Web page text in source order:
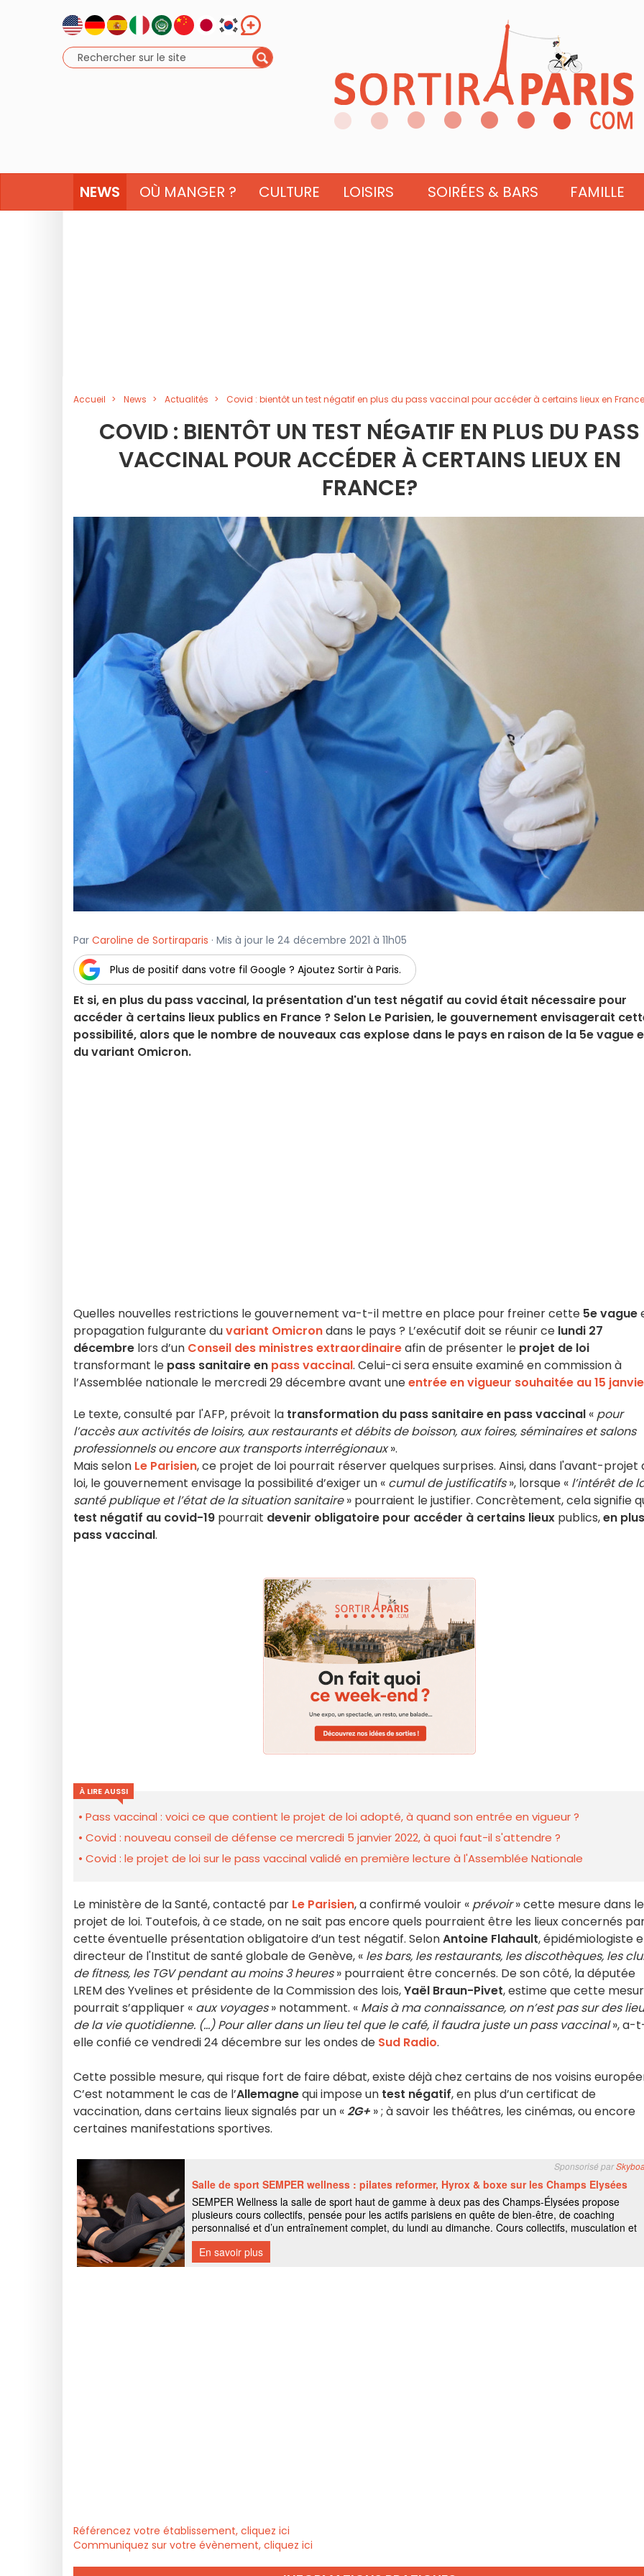
NEWS OÙ MANGER ? CULTURE LOISIRS SOIRÉES & BARS FAMILLE
Accueil News Actualités Covid : bientôt un test négatif en plus du pass vaccinal pour accéder à certains lieux en
COVID : BIENTÔT UN TEST NÉGATIF EN PLUS DU PASS
VACCINAL POUR ACCÉDER À CERTAINS LIEUX EN
FRANCE?
Par Caroline de Sortiraparis · Mis à jour le 24 décembre 2021 à 11h05
Plus de positif dans votre fil Google ? Ajoutez Sortir à Paris.
Et si, en plus du pass vaccinal, la présentation d'un test négatif au covid était nécessaire pour
accéder à certains lieux publics en France ? Selon Le Parisien, le gouvernement envisagerait
possibilité, alors que le nombre de nouveaux cas explose dans le pays en raison de la 5e vague
du variant Omicron.
Quelles nouvelles restrictions le gouvernement va-t-il mettre en place pour freiner cette 5e vague
propagation fulgurante duvariant Omicrondans le pays ? L’exécutif doit se réunir ce lundi 27
décembre lors d’un Conseil des ministres extraordinaireafin de présenter le projet de loi
transformant le pass sanitaire en pass vaccinal. Celui-ci sera ensuite examiné en commission à
l’Assemblée nationale le mercredi 29 décembre avant uneentrée en vigueur souhaitée au 15
Le texte, consulté par l'AFP, prévoit la transformation du pass sanitaire en pass vaccinal « pour
l’accès aux activités de loisirs, aux restaurants et débits de boisson, aux foires, séminaires et salons
professionnels ou encore aux transports interrégionaux».
Mais selon Le Parisien, ce projet de loi pourrait réserver quelques surprises. Ainsi, dans l'avant-projet
loi, le gouvernement envisage la possibilité d’exiger un « cumul de justificatifs», lorsque « l’intérêt de
santé publique et l’état de la situation sanitaire» pourraient le justifier. Concrètement, cela signifie
test négatif au covid-19 pourrait devenir obligatoire pour accéder à certains lieux publics,en
pass vaccinal.
À LIRE AUSSI
Pass vaccinal : voici ce que contient le projet de loi adopté, à quand son entrée en vigueur ?
Covid : nouveau conseil de défense ce mercredi 5 janvier 2022, à quoi faut-il s'attendre ?
Covid : le projet de loi sur le pass vaccinal validé en première lecture à l'Assemblée Nationale
Le ministère de la Santé, contacté par Le Parisien, a confirmé vouloir « prévoir» cette mesure dans le
projet de loi. Toutefois, à ce stade, on ne sait pas encore quels pourraient être les lieux concernés
cette éventuelle présentation obligatoire d’un test négatif. SelonAntoine Flahault, épidémiologiste
directeur de l'Institut de santé globale de Genève, « les bars, les restaurants, les discothèques, les
de fitness, les TGV pendant au moins 3 heures» pourraient être concernés. De son côté, la députée
LREM des Yvelines et présidente de la Commission des lois,Yaël Braun-Pivet, estime que cette
pourrait s’appliquer « aux voyages» notamment. « Mais à ma connaissance, on n’est pas sur des
de la vie quotidienne. (…) Pour aller dans un lieu tel que le café, il faudra juste un pass vaccinal», a-
elle confié ce vendredi 24 décembre sur les ondes de Sud Radio.
Cette possible mesure, qui risque fort de faire débat, existe déjà chez certains de nos voisins
C’est notamment le cas de l’Allemagnequi impose un test négatif, en plus d’un certificat de
vaccination, dans certains lieux signalés par un « 2G+ » ; à savoir les théâtres, les cinémas, ou encore
certaines manifestations sportives.
Référencez votre établissement, cliquez ici
Communiquez sur votre évènement, cliquez ici